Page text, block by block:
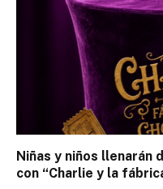
Niñas y niños llenarán
con “Charlie y la